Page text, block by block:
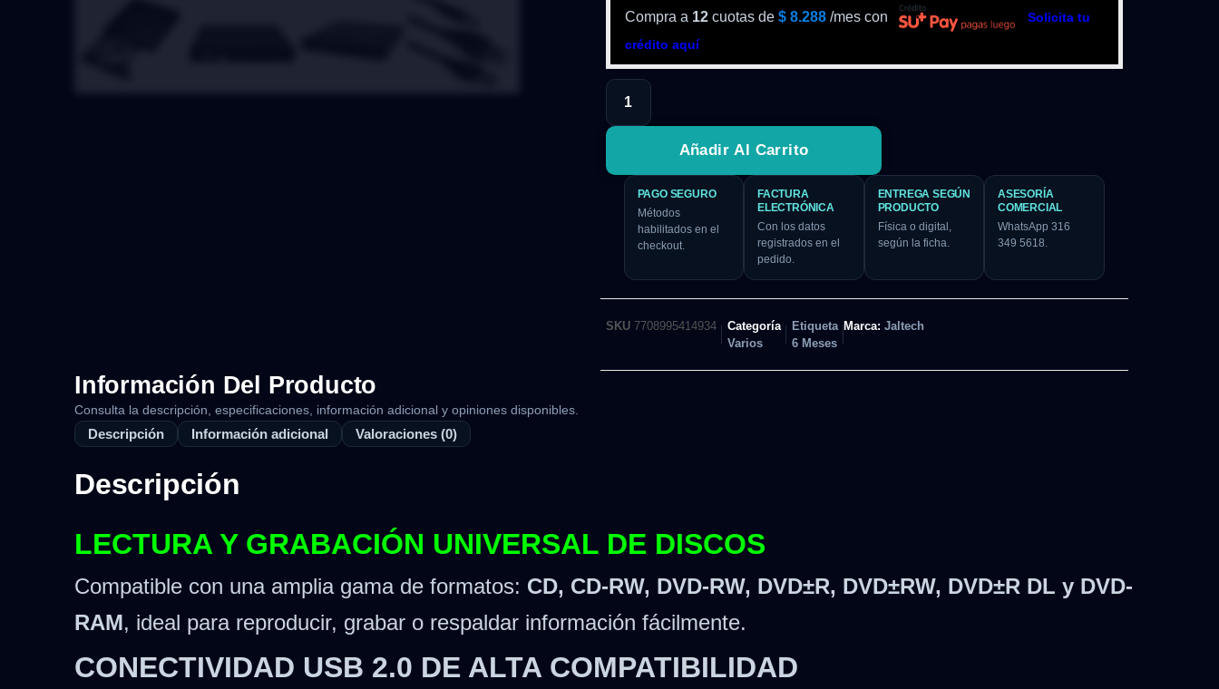
Compra a 12cuotas de $8.288 /mes con
Solicita tu
crédito aquí
Añadir Al Carrito
PAGO SEGURO
Métodos
habilitados en el
checkout.
FACTURA
ELECTRÓNICA
Con los datos
registrados en el
pedido.
ENTREGA SEGÚN
PRODUCTO
Física o digital,
según la ficha.
ASESORÍA
COMERCIAL
WhatsApp 316
349 5618.
SKU 7708995414934
Categoría
Varios
Etiqueta
6 Meses
Marca: Jaltech
Información Del Producto
Consulta la descripción, especificaciones, información adicional y opiniones disponibles.
Descripción Información adicional Valoraciones (0)
Descripción
LECTURA Y GRABACIÓN UNIVERSAL DE DISCOS
Compatible con una amplia gama de formatos: CD, CD-RW, DVD-RW, DVD±R, DVD±RW, DVD±R DL y DVD-
RAM, ideal para reproducir, grabar o respaldar información fácilmente.
CONECTIVIDAD USB 2.0 DE ALTA COMPATIBILIDAD